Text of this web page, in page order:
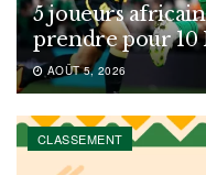
5 joueurs
prendre pour 10
AOÛT 5, 2026
CLASSEMENT